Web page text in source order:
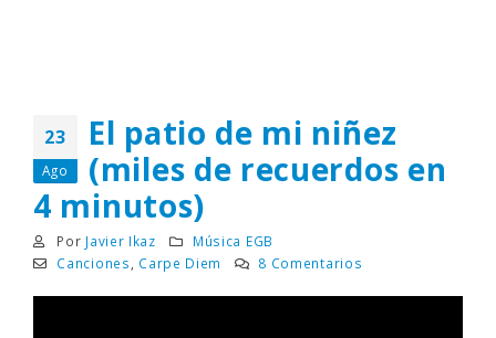
23
Ago
El patio de mi niñez
(miles de recuerdos en
4 minutos)
Por Javier Ikaz
Música EGB
Canciones
Carpe Diem 8 Comentarios